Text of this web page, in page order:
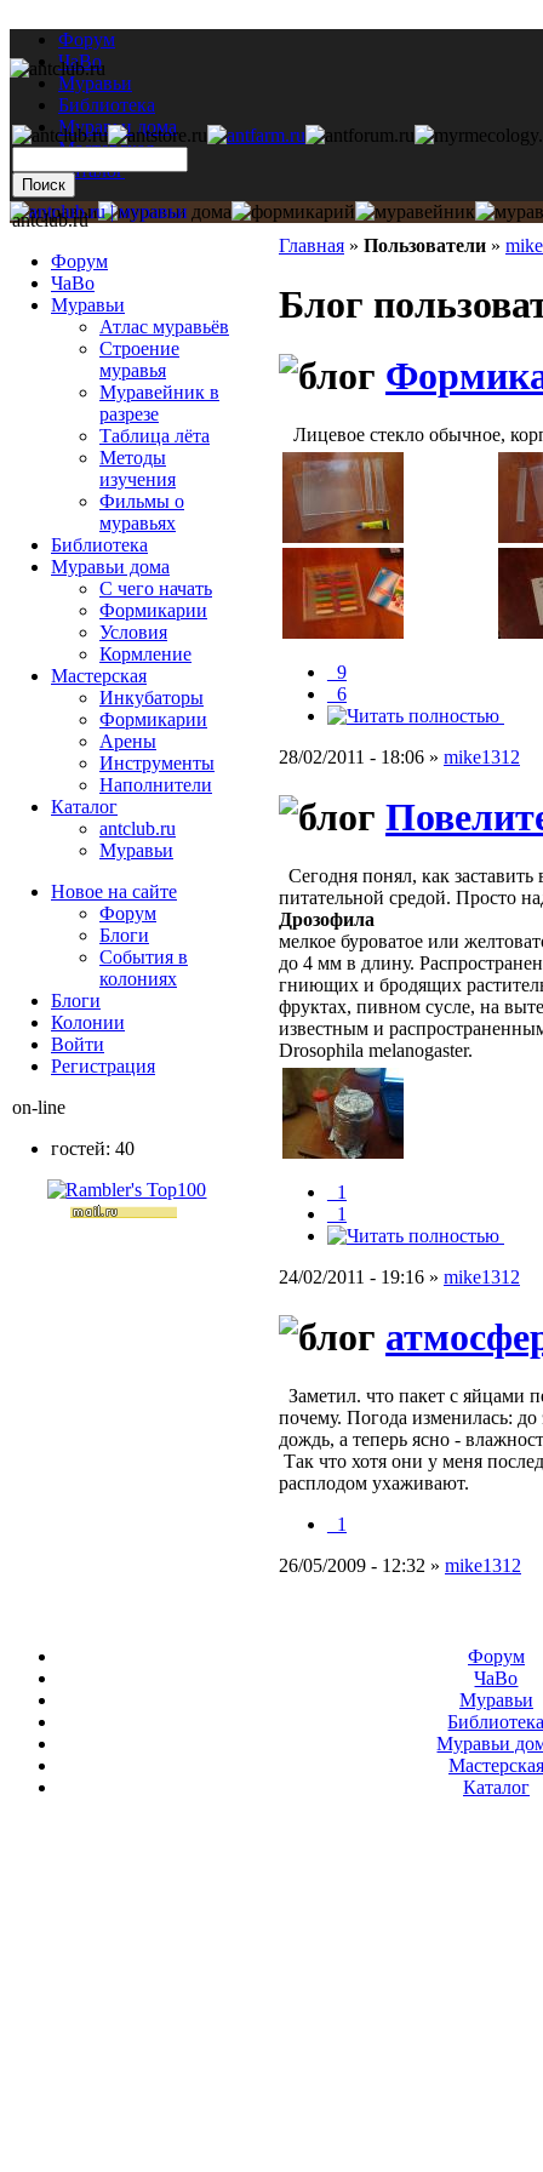
Форум
ЧаВо
Муравьи
Библиотека
Муравьи дома
Мастерская
Каталог
Главная » Пользователи »
Блог
Лицевое стекло обычное,
_9
_6
28/02/2011 - 18:06 » mike1312
Сегодня понял, как заставить
питательной средой. Просто
Дрозофила
мелкое буроватое или
до 4 мм в длину.
гниющих и бродящих
фруктах, пивном сусле, на
известным и
Drosophila melanogaster.
_1
_1
24/02/2011 - 19:16 » mike1312
Заметил. что пакет с яйцами
почему. Погода изменилась:
дождь, а теперь ясно -
Так что хотя они у меня
расплодом ухаживают.
_1
26/05/2009 - 12:32 » mike1312
antclub.ru
Форум
ЧаВо
Муравьи
Атлас муравьёв
Строение
муравья
Муравейник в
разрезе
Таблица лёта
Методы
изучения
Фильмы о
муравьях
Библиотека
Муравьи дома
С чего начать
Формикарии
Условия
Кормление
Мастерская
Инкубаторы
Формикарии
Арены
Инструменты
Наполнители
Каталог
antclub.ru
Муравьи
Новое на сайте
Форум
Блоги
События в
колониях
Блоги
Колонии
Войти
Peгиcтpaция
on-line
гостей: 40
Форум
ЧаВо
Муравьи
Муравьи
Мастерская
Каталог